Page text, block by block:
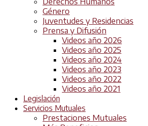
Género
Juventudes y Residencias
Prensa y Difusión
Videos año 2026
Videos año 2025
Videos año 2024
Videos año 2023
Videos año 2022
Videos año 2021
Legislación
Servicios Mutuales
Prestaciones Mutuales